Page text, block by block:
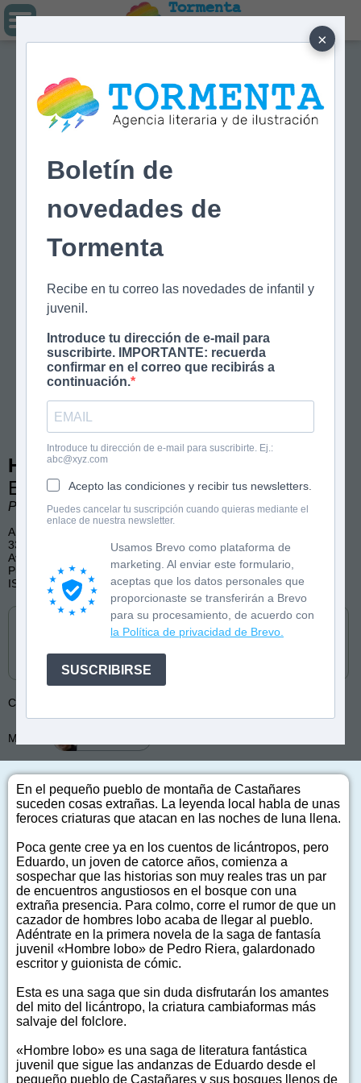
×
Boletín de
novedades de
Tormenta
Recibe en tu correo las novedades de infantil y
juvenil.
Introduce tu dirección de e-mail para
suscribirte. IMPORTANTE: recuerda
confirmar en el correo que recibirás a
continuación.
Introduce tu dirección de e-mail para suscribirte. Ej.:
abc@xyz.com
Acepto las condiciones y recibir tus newsletters.
Puedes cancelar tu suscripción cuando quieras mediante el
enlace de nuestra newsletter.
Usamos Brevo como plataforma de
marketing. Al enviar este formulario,
aceptas que los datos personales que
proporcionaste se transferirán a Brevo
para su procesamiento, de acuerdo con
la Política de privacidad de Brevo.
SUSCRIBIRSE
Tormenta
Hombre lobo 1
El furtivo
Pedro Riera
A partir de 12 años
336 páginas
Aventura, Fantasía
Publicado en e-book y audiolibro por Saga Egmont
ISBN: 9788728515112
Cómpralo en
Colección:
Más de:
En el pequeño pueblo de montaña de Castañares
suceden cosas extrañas. La leyenda local habla de unas
feroces criaturas que atacan en las noches de luna llena.
Poca gente cree ya en los cuentos de licántropos, pero
Eduardo, un joven de catorce años, comienza a
sospechar que las historias son muy reales tras un par
de encuentros angustiosos en el bosque con una
extraña presencia. Para colmo, corre el rumor de que un
cazador de hombres lobo acaba de llegar al pueblo.
Adéntrate en la primera novela de la saga de fantasía
juvenil «Hombre lobo» de Pedro Riera, galardonado
escritor y guionista de cómic.
Esta es una saga que sin duda disfrutarán los amantes
del mito del licántropo, la criatura cambiaformas más
salvaje del folclore.
«Hombre lobo» es una saga de literatura fantástica
juvenil que sigue las andanzas de Eduardo desde el
pequeño pueblo de Castañares y sus bosques llenos de